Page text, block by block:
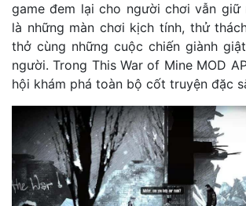
game đem lại cho người chơi vẫn giữ
là những màn chơi kịch tính, thử
thở cùng những cuộc chiến giành
người. Trong This War of Mine MOD
hội khám phá toàn bộ cốt truyện đặc